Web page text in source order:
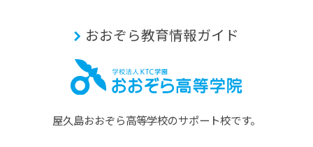
おおぞら教育情報ガイド
屋久島おおぞら⾼等学校のサポート校です。